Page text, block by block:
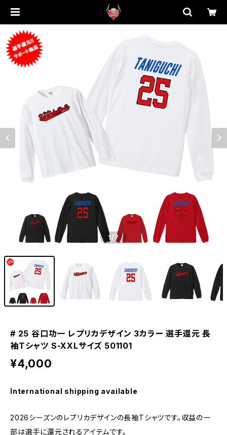
1 /7
# 25 谷口功一 レプリカデザイン 3カラー 選手還元 長
袖Tシャツ S-XXLサイズ 501101
¥4,000
International shipping available
2026シーズンのレプリカデザインの長袖Tシャツです。収益の一
部は選手に還元されるアイテムです。